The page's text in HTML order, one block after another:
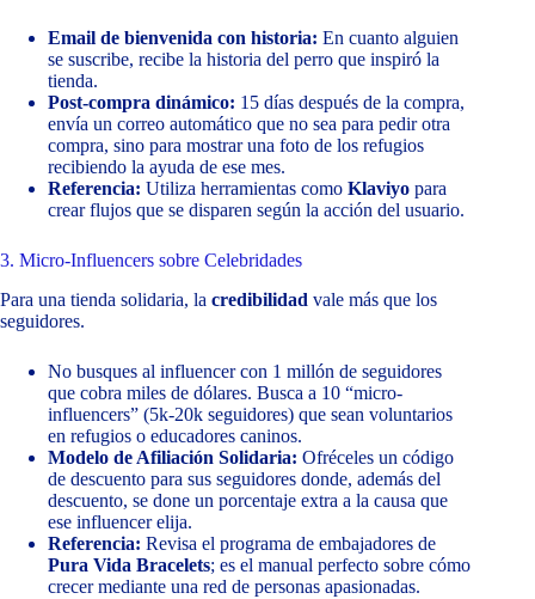
Email de bienvenida con historia: En cuanto alguien
se suscribe, recibe la historia del perro que inspiró la
tienda.
Post-compra dinámico: 15 días después de la compra,
envía un correo automático que no sea para pedir otra
compra, sino para mostrar una foto de los refugios
recibiendo la ayuda de ese mes.
Referencia: Utiliza herramientas como Klaviyo para
crear flujos que se disparen según la acción del usuario.
3. Micro-Influencers sobre Celebridades
Para una tienda solidaria, la credibilidad vale más que los
seguidores.
No busques al influencer con 1 millón de seguidores
que cobra miles de dólares. Busca a 10 “micro-
influencers” (5k-20k seguidores) que sean voluntarios
en refugios o educadores caninos.
Modelo de Afiliación Solidaria: Ofréceles un código
de descuento para sus seguidores donde, además del
descuento, se done un porcentaje extra a la causa que
ese influencer elija.
Referencia: Revisa el programa de embajadores de
Pura Vida Bracelets; es el manual perfecto sobre cómo
crecer mediante una red de personas apasionadas.